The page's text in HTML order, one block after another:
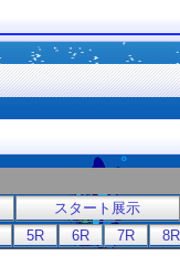
スタート展示
5R 6R 7R 8R